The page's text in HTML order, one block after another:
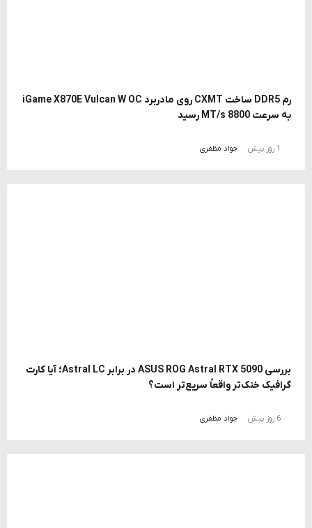
رم DDR5 ساخت CXMT روی مادربرد iGame X870E Vulcan W OC
به سرعت 8800 MT/s رسید
1 روز پیش جواد مظفری
بررسی ASUS ROG Astral RTX 5090 در برابر Astral LC؛ آیا کارت
گرافیک خنک‌تر واقعاً سریع‌تر است؟
6 روز پیش جواد مظفری